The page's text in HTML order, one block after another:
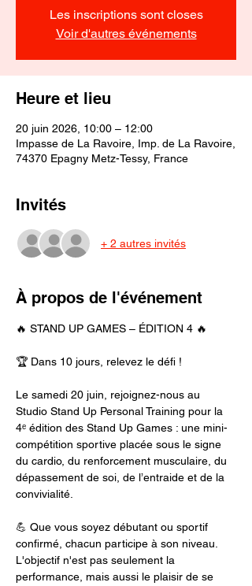
Les inscriptions sont closes
Voir d'autres événements
Heure et lieu
20 juin 2026, 10:00 – 12:00
Impasse de La Ravoire, Imp. de La Ravoire,
74370 Epagny Metz-Tessy, France
Invités
+ 2 autres invités
À propos de l'événement
🔥 STAND UP GAMES – ÉDITION 4 🔥
🏆 Dans 10 jours, relevez le défi !
Le samedi 20 juin, rejoignez-nous au
Studio Stand Up Personal Training pour la
4ᵉ édition des Stand Up Games : une mini-
compétition sportive placée sous le signe
du cardio, du renforcement musculaire, du
dépassement de soi, de l’entraide et de la
convivialité.
💪 Que vous soyez débutant ou sportif
confirmé, chacun participe à son niveau.
L'objectif n'est pas seulement la
performance, mais aussi le plaisir de se